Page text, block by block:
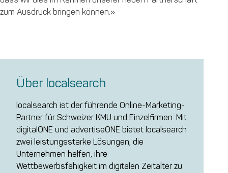
zum Ausdruck bringen können.»
Über localsearch
localsearch ist der führende Online-Marketing-
Partner für Schweizer KMU und Einzelfirmen. Mit
digitalONE und advertiseONE bietet localsearch
zwei leistungsstarke Lösungen, die
Unternehmen helfen, ihre
Wettbewerbsfähigkeit im digitalen Zeitalter zu